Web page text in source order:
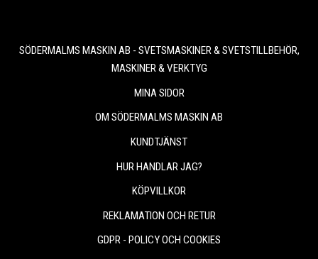
SÖDERMALMS MASKIN AB - SVETSMASKINER & SVETSTILLBEHÖR,
MASKINER & VERKTYG
MINA SIDOR
OM SÖDERMALMS MASKIN AB
KUNDTJÄNST
HUR HANDLAR JAG?
KÖPVILLKOR
REKLAMATION OCH RETUR
GDPR - POLICY OCH COOKIES